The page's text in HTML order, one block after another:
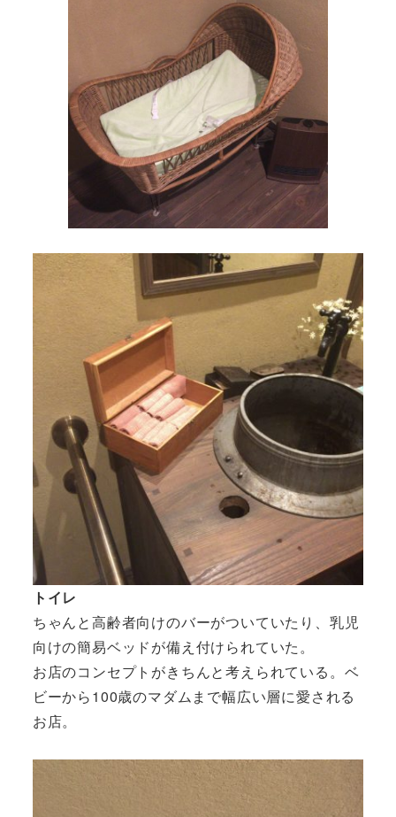
トイレ
ちゃんと高齢者向けのバーがついていたり、乳児
向けの簡易ベッドが備え付けられていた。
お店のコンセプトがきちんと考えられている。ベ
ビーから100歳のマダムまで幅広い層に愛される
お店。